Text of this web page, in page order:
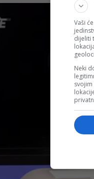
Vaši
dijeliti
Neki